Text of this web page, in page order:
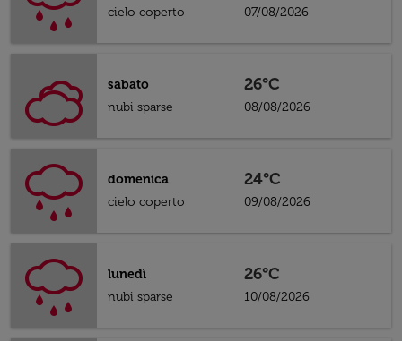
cielo coperto
07/08/2026
sabato
nubi sparse
26°C
08/08/2026
domenica
cielo coperto
24°C
09/08/2026
lunedì
nubi sparse
26°C
10/08/2026